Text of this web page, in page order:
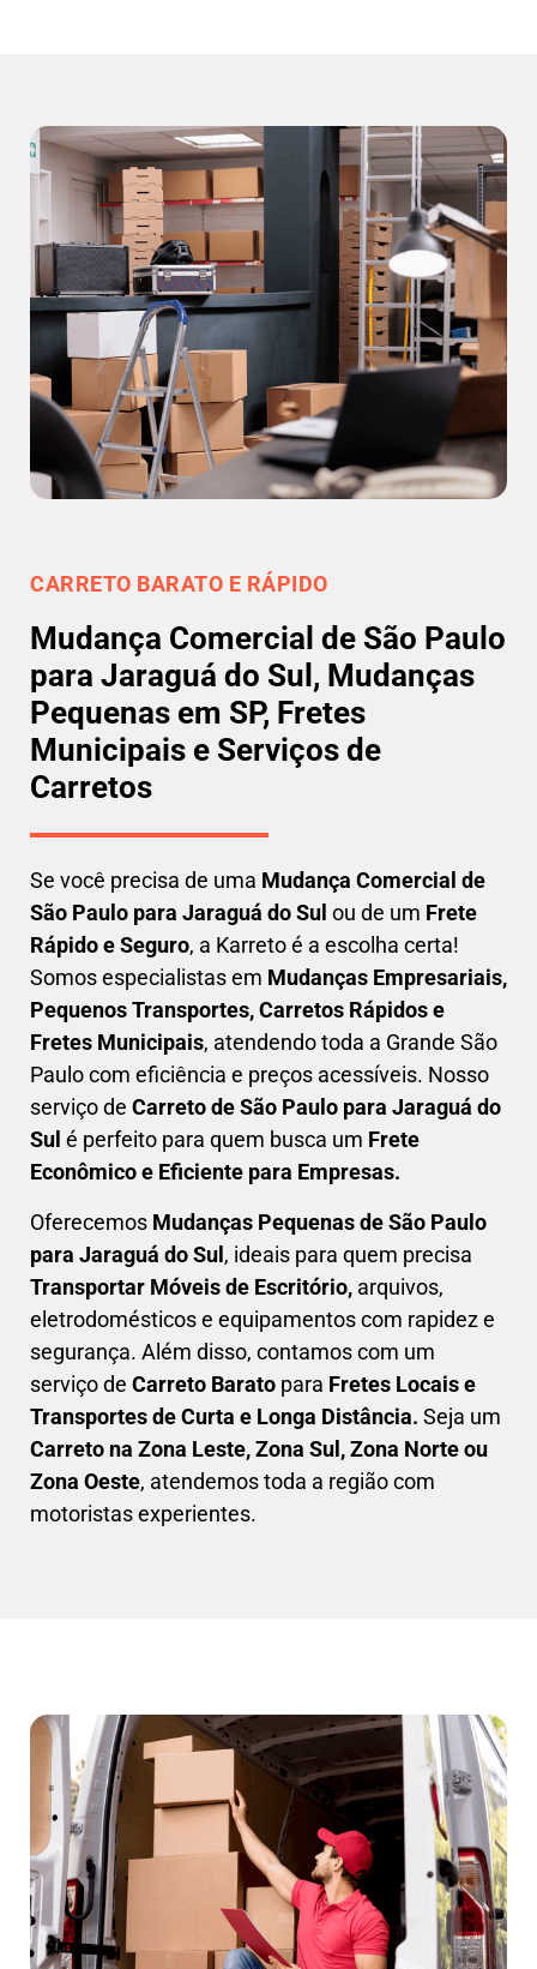
CARRETO BARATO E RÁPIDO
Mudança Comercial de São Paulo
para Jaraguá do Sul, Mudanças
Pequenas em SP, Fretes
Municipais e Serviços de
Carretos
Se você precisa de uma Mudança Comercial de
São Paulo para Jaraguá do Sul ou de um Frete
Rápido e Seguro, a Karreto é a escolha certa!
Somos especialistas em Mudanças Empresariais,
Pequenos Transportes, Carretos Rápidos e
Fretes Municipais, atendendo toda a Grande São
Paulo com eficiência e preços acessíveis. Nosso
serviço de Carretode São Paulo para Jaraguá do
Sul é perfeito para quem busca um Frete
Econômico e Eficiente para Empresas.
Oferecemos Mudanças Pequenasde São Paulo
para Jaraguá do Sul, ideais para quem precisa
Transportar Móveis de Escritório, arquivos,
eletrodomésticos e equipamentos com rapidez e
segurança. Além disso, contamos com um
serviço de Carreto Barato para Fretes Locais e
Transportes de Curta e Longa Distância. Seja um
Carreto na Zona Leste, Zona Sul, Zona Norte ou
Zona Oeste, atendemos toda a região com
motoristas experientes.